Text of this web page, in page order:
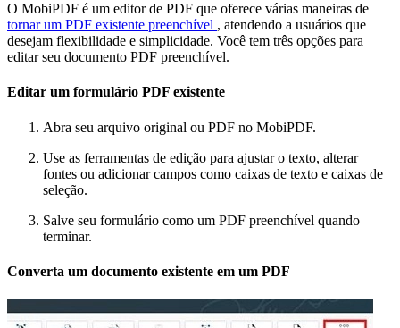
O MobiPDF é um editor de PDF que oferece várias maneiras de
tornar um PDF existente preenchível , atendendo a usuários que
desejam flexibilidade e simplicidade. Você tem três opções para
editar seu documento PDF preenchível.
Editar um formulário PDF existente
Abra seu arquivo original ou PDF no MobiPDF.
Use as ferramentas de edição para ajustar o texto, alterar
fontes ou adicionar campos como caixas de texto e caixas de
seleção.
Salve seu formulário como um PDF preenchível quando
terminar.
Converta um documento existente em um PDF